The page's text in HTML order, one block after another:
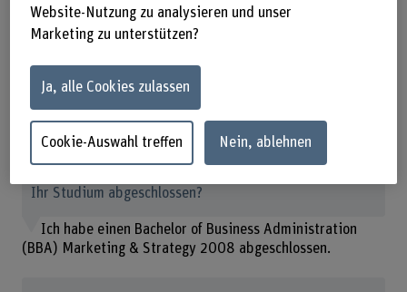
Alberto Fernandez über das Studium.
Ihr Studium abgeschlossen?
Ich habe einen Bachelor of Business Administration
(BBA) Marketing & Strategy 2008 abgeschlossen.
Website-Nutzung zu analysieren und unser
Marketing zu unterstützen?
Ja, alle Cookies zulassen
Cookie-Auswahl treffen Nein, ablehnen